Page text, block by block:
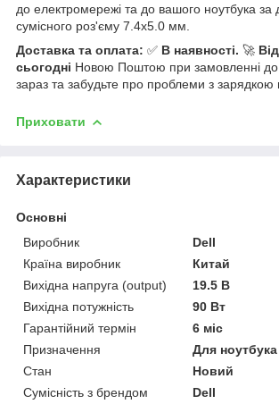
до електромережі та до вашого ноутбука
сумісного роз'єму 7.4x5.0 мм.
Доставка та оплата: ✅ В наявності. 🚀
сьогодні Новою Поштою при замовленні до
зараз та забудьте про проблеми з зарядкою
Приховати
Характеристики
Основні
Виробник
Dell
Країна виробник
Китай
Вихідна напруга (output)
19.5 В
Вихідна потужність
90 Вт
Гарантійний термін
6 міс
Призначення
Для ноутбука
Стан
Новий
Сумісність з брендом
Dell